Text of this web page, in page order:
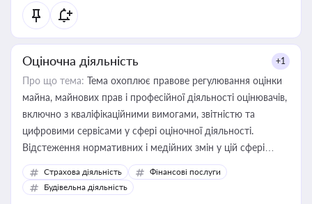
Оціночна діяльність +1
Про що тема: Тема охоплює правове регулювання оцінки
майна, майнових прав і професійної діяльності оцінювачів,
включно з кваліфікаційними вимогами, звітністю та
цифровими сервісами у сфері оціночної діяльності.
Відстеження нормативних і медійних змін у цій сфері
корисне для власника бізнесу, керівника, юриста або
бухгалтера під час оподаткування, приватизації, оренди
державного майна, корпоративних угод і перевірки
Страхова діяльність
Фінансові послуги
Будівельна діяльність